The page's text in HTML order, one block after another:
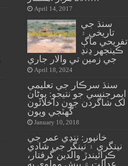
April 14, 2017
سنڌ جي
تاريخي ۽
تفريحي ماڳ
ڪينجهر ڍنڍ
جي زمين تي والار جاري
April 18, 2024
سنڌ سرڪار جي تعليمي
ايمرجنسي جو نتيجو: پوڻان
2 لک شاگردن جون داخلائون
گهٽجي ويون
January 10, 2018
خانپور: ننڍي عمر جي
نينگري ۽ نينگر جي شادي
ڪرائيندڙ والدين گرفتار،
عدالت ۾ پيش مولوي به